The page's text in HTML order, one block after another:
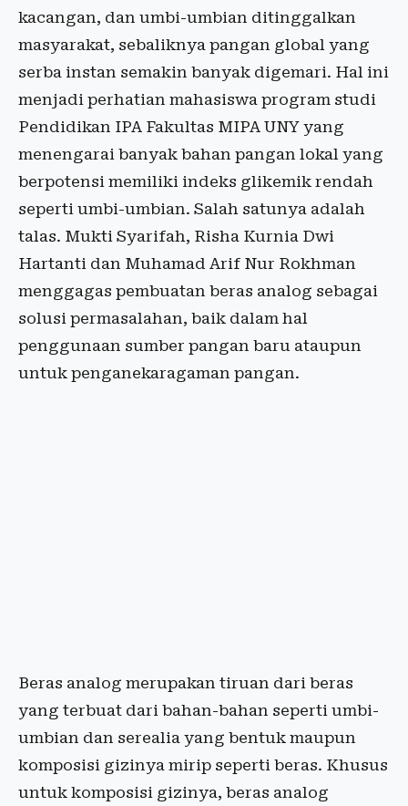
kacangan, dan umbi-umbian ditinggalkan
masyarakat, sebaliknya pangan global yang
serba instan semakin banyak digemari. Hal ini
menjadi perhatian mahasiswa program studi
Pendidikan IPA Fakultas MIPA UNY yang
menengarai banyak bahan pangan lokal yang
berpotensi memiliki indeks glikemik rendah
seperti umbi-umbian. Salah satunya adalah
talas. Mukti Syarifah, Risha Kurnia Dwi
Hartanti dan Muhamad Arif Nur Rokhman
menggagas pembuatan beras analog sebagai
solusi permasalahan, baik dalam hal
penggunaan sumber pangan baru ataupun
untuk penganekaragaman pangan.
Beras analog merupakan tiruan dari beras
yang terbuat dari bahan-bahan seperti umbi-
umbian dan serealia yang bentuk maupun
komposisi gizinya mirip seperti beras. Khusus
untuk komposisi gizinya, beras analog